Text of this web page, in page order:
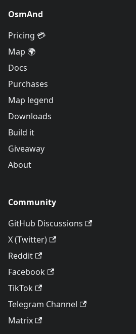
OsmAnd
Pricing 💳
Map 🌍
Docs
Purchases
Map legend
Downloads
Build it
Giveaway
About
Community
GitHub Discussions
X (Twitter)
Reddit
Facebook
TikTok
Telegram Channel
Matrix